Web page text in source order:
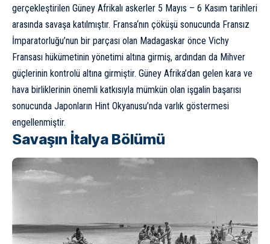
gerçekleştirilen Güney Afrikalı askerler 5 Mayıs – 6 Kasım tarihleri
arasında savaşa katılmıştır. Fransa‘nın çöküşü sonucunda Fransız
İmparatorluğu’nun bir parçası olan Madagaskar önce Vichy
Fransası hükümetinin yönetimi altına girmiş, ardından da Mihver
güçlerinin kontrolü altına girmiştir. Güney Afrika’dan gelen kara ve
hava birliklerinin önemli katkısıyla mümkün olan işgalin başarısı
sonucunda Japonların Hint Okyanusu’nda varlık göstermesi
engellenmiştir.
Savaşın İtalya Bölümü